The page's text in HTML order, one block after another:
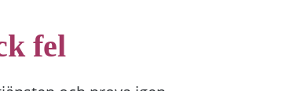
fel